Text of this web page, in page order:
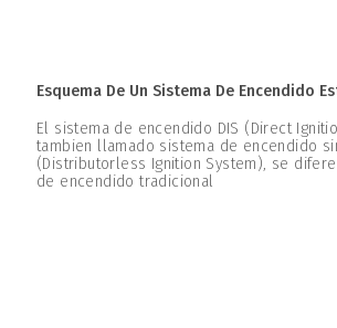
Esquema De Un Sistema De Encendido
El sistema de encendido DIS (Direct
tambien llamado sistema de encendido
(Distributorless Ignition System), se
de encendido tradicional